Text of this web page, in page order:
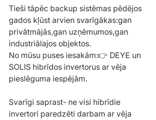
Tieši tāpēc backup sistēmas pēdējos
gados kļūst arvien svarīgākas:gan
privātmājās,gan uzņēmumos,gan
industriālajos objektos.
No mūsu puses iesakām:👉 DEYE un
SOLIS hibrīdos invertorus ar vēja
pieslēguma iespējām.
Svarīgi saprast- ne visi hibrīdie
invertori paredzēti darbam ar vēja